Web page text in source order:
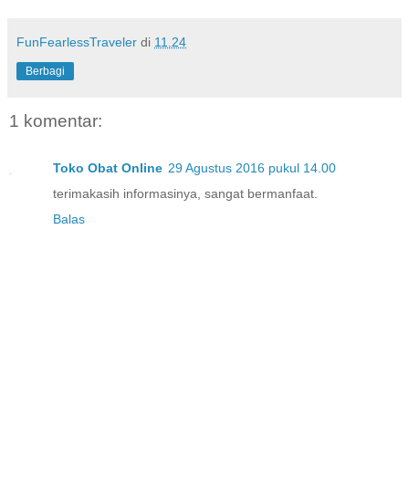
FunFearlessTraveler di 11.24
Berbagi
1 komentar:
Toko Obat Online 29 Agustus 2016 pukul 14.00
terimakasih informasinya, sangat bermanfaat.
Balas